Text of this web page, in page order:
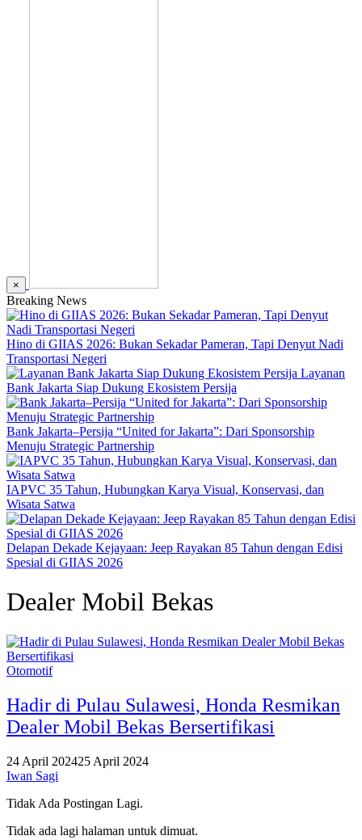
×
Breaking News
Hino di GIIAS 2026: Bukan Sekadar Pameran, Tapi Denyut Nadi
Transportasi Negeri
Layanan
Bank Jakarta Siap Dukung Ekosistem Persija
Bank Jakarta–Persija “United for Jakarta”: Dari Sponsorship
Menuju Strategic Partnership
IAPVC 35 Tahun, Hubungkan Karya Visual, Konservasi, dan
Wisata Satwa
Delapan Dekade Kejayaan: Jeep Rayakan 85 Tahun dengan Edisi
Spesial di GIIAS 2026
Dealer Mobil Bekas
Otomotif
Hadir di Pulau Sulawesi, Honda Resmikan
Dealer Mobil Bekas Bersertifikasi
24 April 202425 April 2024
Iwan Sagi
Tidak Ada Postingan Lagi.
Tidak ada lagi halaman untuk dimuat.